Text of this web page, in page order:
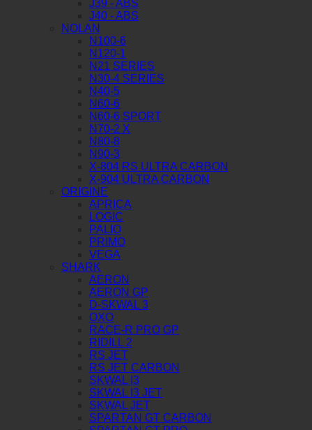
J39 - ABS
J40 - ABS
NOLAN
N100-6
N120-1
N21 SERIES
N30-4 SERIES
N40-5
N60-6
N60-6 SPORT
N70-2 X
N80-8
N90-3
X-804 RS ULTRA CARBON
X-904 ULTRA CARBON
ORIGINE
APRICA
LOGIC
PALIO
PRIMO
VEGA
SHARK
AERON
AERON GP
D-SKWAL 3
OXO
RACE-R PRO GP
RIDILL 2
RS JET
RS JET CARBON
SKWAL I3
SKWAL I3 JET
SKWAL JET
SPARTAN GT CARBON